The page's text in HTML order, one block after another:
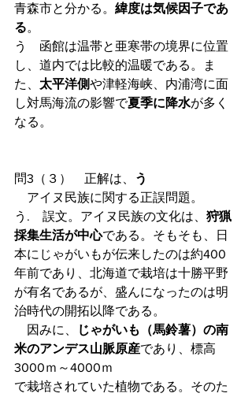
青森市と分かる。 緯度は気候因子であ
る。
う　函館は温帯と亜寒帯の境界に位置
し、道内では比較的温暖である。ま
た、 太平洋側や津軽海峡、内浦湾に面
し対馬海流の影響で夏季に降水が多く
なる。
問3（３）　正解は、
う
アイヌ民族に関する正誤問題。
う.　誤文。アイヌ民族の文化は、 狩猟
採集生活が中心である。そもそも、日
本にじゃがいもが伝来したのは約400
年前であり、北海道で栽培は十勝平野
が有名であるが、盛んになったのは明
治時代の開拓以降である。
因みに、
じゃがいも（馬鈴薯）の南
米のアンデス山脈原産であり、標高
3000ｍ～4000ｍ
で栽培されていた植物である。そのた